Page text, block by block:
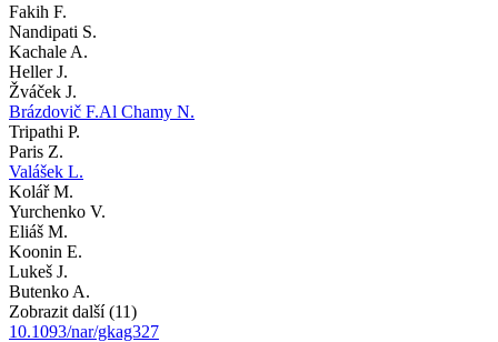
Fakih F.
Nandipati S.
Kachale A.
Heller J.
Žváček J.
Brázdovič F.Al Chamy N.
Tripathi P.
Paris Z.
Valášek L.
Kolář M.
Yurchenko V.
Eliáš M.
Koonin E.
Lukeš J.
Butenko A.
Zobrazit další (11)
10.1093/nar/gkag327